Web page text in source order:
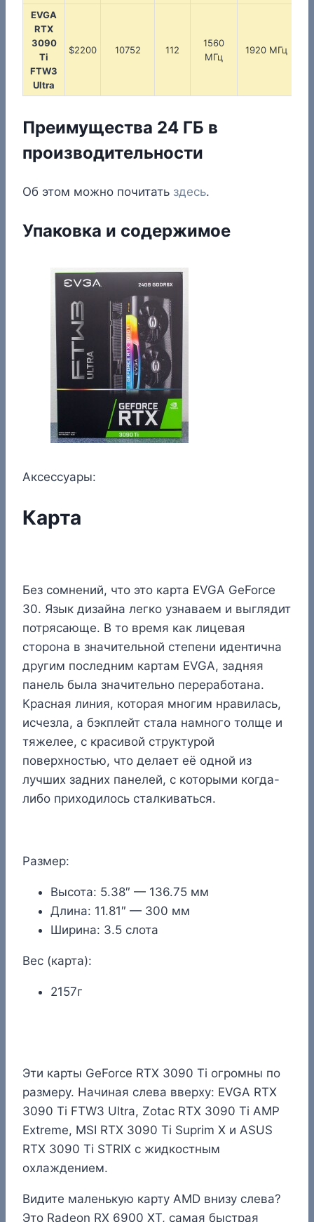
EVGA
RTX
3090
Ti
FTW3
Ultra
$2200 10752 112
1560
МГц
1920 МГц
Преимущества 24 ГБ в
производительности
Об этом можно почитать здесь.
Упаковка и содержимое
Аксессуары:
Карта
Без сомнений, что это карта EVGA GeForce
30. Язык дизайна легко узнаваем и выглядит
потрясающе. В то время как лицевая
сторона в значительной степени идентична
другим последним картам EVGA, задняя
панель была значительно переработана.
Красная линия, которая многим нравилась,
исчезла, а бэкплейт стала намного толще и
тяжелее, с красивой структурой
поверхностью, что делает её одной из
лучших задних панелей, с которыми когда-
либо приходилось сталкиваться.
Размер:
Высота: 5.38″ — 136.75 мм
Длина: 11.81″ — 300 мм
Ширина: 3.5 слота
Вес (карта):
2157г
Эти карты GeForce RTX 3090 Ti огромны по
размеру. Начиная слева вверху: EVGA RTX
3090 Ti FTW3 Ultra, Zotac RTX 3090 Ti AMP
Extreme, MSI RTX 3090 Ti Suprim X и ASUS
RTX 3090 Ti STRIX с жидкостным
охлаждением.
Видите маленькую карту AMD внизу слева?
Это Radeon RX 6900 XT, самая быстрая